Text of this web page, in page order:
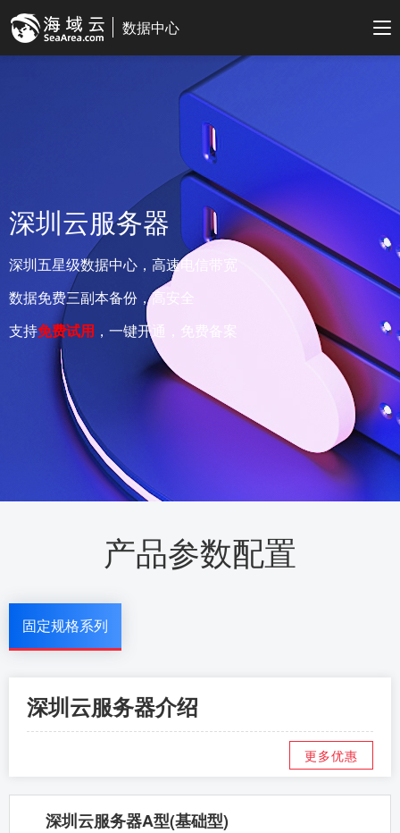
数据中心
深圳云服务器
深圳五星级数据中心，高速电信带宽
数据免费三副本备份，高安全
支持免费试用 ，一键开通，免费备案
产品参数配置
固定规格系列
深圳云服务器介绍
更多优惠
深圳云服务器A型(基础型)